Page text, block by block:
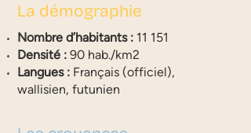
La démographie
Nombre d’habitants : 11 151
Densité : 90 hab./km2
Langues : Français (officiel),
wallisien, futunien